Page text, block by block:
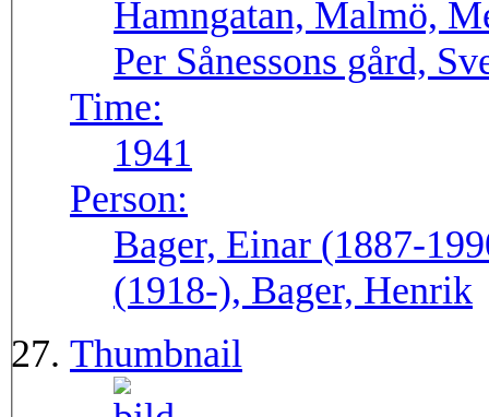
Hamngatan, Malmö,
Per Sånessons gård,
Time:
1941
Person:
Bager, Einar (1887-
(1918-), Bager, Henrik
Thumbnail